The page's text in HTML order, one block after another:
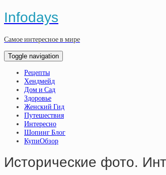
Infodays
Самое интересное в мире
Toggle navigation
Рецепты
Хендмейд
Дом и Сад
Здоровье
Женский Гид
Путешествия
Интересно
Шопинг Блог
КупиОбзор
Исторические фото.